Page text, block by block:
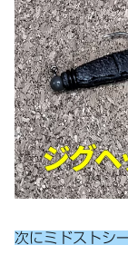
次にミドストシ